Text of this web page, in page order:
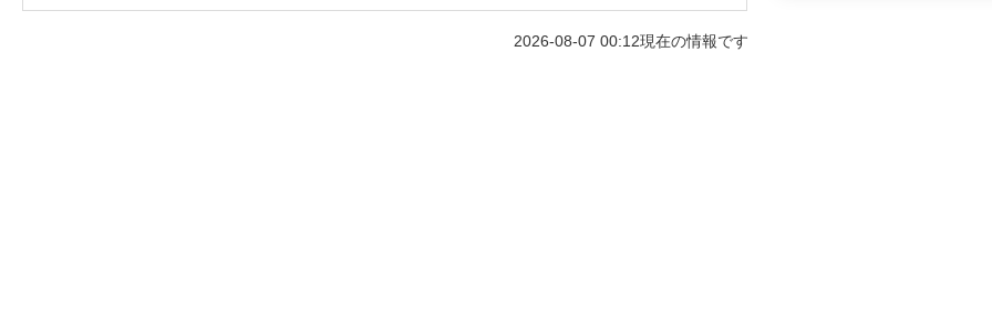
2026-08-07 00:12現在の情報です